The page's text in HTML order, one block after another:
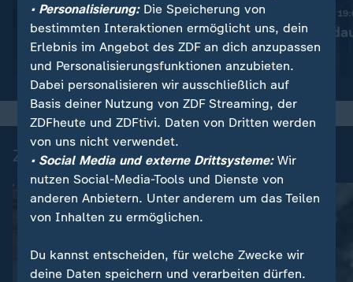
Diskussion um bessere
Drohnenabwehr
Nachrichten | heute
Ermittlungen
Video
Zuletzt auf ZDFheute veröffentlicht
• Personalisierung:Die Speicherung von
bestimmten Interaktionen ermöglicht uns, dein
Erlebnis im Angebot des ZDF an dich anzupassen
und Personalisierungsfunktionen anzubieten.
Dabei personalisieren wir ausschließlich auf
Basis deiner Nutzung von ZDF Streaming, der
ZDFheute und ZDFtivi. Daten von Dritten werden
von uns nicht verwendet.
• Social Media und externe Drittsysteme:Wir
nutzen Social-Media-Tools und Dienste von
anderen Anbietern. Unter anderem um das Teilen
von Inhalten zu ermöglichen.
Du kannst entscheiden, für welche Zwecke wir
deine Daten speichern und verarbeiten dürfen.